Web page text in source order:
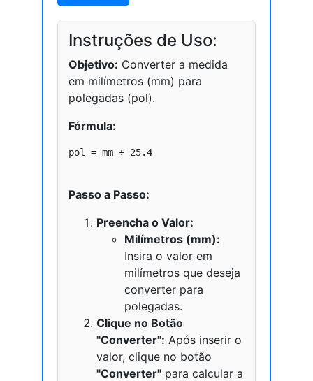
Instruções de Uso:
Objetivo: Converter a medida
em milímetros (mm) para
polegadas (pol).
Fórmula:
pol = mm ÷ 25.4
Passo a Passo:
Preencha o Valor:
Milímetros (mm):
Insira o valor em
milímetros que deseja
converter para
polegadas.
Clique no Botão
"Converter": Após inserir o
valor, clique no botão
"Converter" para calcular a